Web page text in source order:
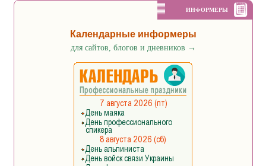
ИНФОРМЕРЫ
Календарные информеры
для сайтов, блогов и дневников →